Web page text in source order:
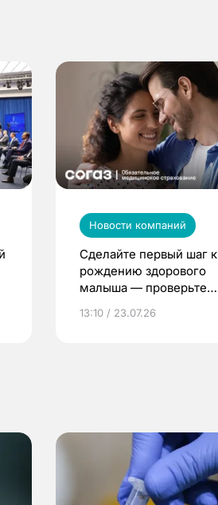
Новости компаний
Сделайте первый шаг к
рождению здорового
малыша — проверьте
по ОМС!
13:10 / 23.07.26